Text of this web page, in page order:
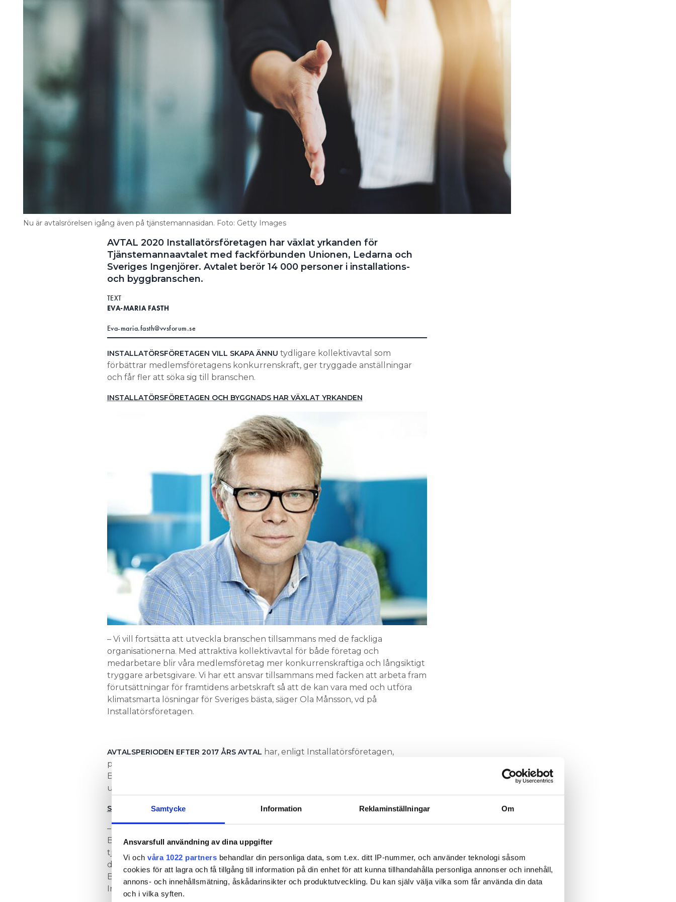
Samtycke Information Reklaminställningar Om
Ansvarsfull användning av dina uppgifter
Vi och våra 1022 partners behandlar din personliga data, som t.ex. ditt IP-nummer, och använder teknologi såsom
cookies för att lagra och få tillgång till information på din enhet för att kunna tillhandahålla personliga annonser och innehåll,
annons- och innehållsmätning, åskådarinsikter och produktutveckling. Du kan själv välja vilka som får använda din data
och i vilka syften.
Information om GDPR
SEARCH
Nu är avtalsrörelsen igång även på tjänstemannasidan. Foto: Getty Images
AVTAL 2020Installatörsföretagen har växlat yrkanden för
Tjänstemannaavtalet med fackförbunden Unionen, Ledarna och
Sveriges Ingenjörer. Avtalet berör 14 000 personer i installations-
och byggbranschen.
TEXT
EVA-MARIA FASTH
Eva-maria.fasth@vvsforum.se
INSTALLATÖRSFÖRETAGEN VILL SKAPA ÄNNU tydligare kollektivavtal som
förbättrar medlemsföretagens konkurrenskraft, ger tryggade anställningar
och får fler att söka sig till branschen.
INSTALLATÖRSFÖRETAGEN OCH BYGGNADS HAR VÄXLAT YRKANDEN
– Vi vill fortsätta att utveckla branschen tillsammans med de fackliga
organisationerna. Med attraktiva kollektivavtal för både företag och
medarbetare blir våra medlemsföretag mer konkurrenskraftiga och långsiktigt
tryggare arbetsgivare. Vi har ett ansvar tillsammans med facken att arbeta fram
förutsättningar för framtidens arbetskraft så att de kan vara med och utföra
klimatsmarta lösningar för Sveriges bästa, säger Ola Månsson, vd på
Installatörsföretagen.
AVTALSPERIODEN EFTER 2017 ÅRS AVTAL har, enligt Installatörsföretagen,
präglats av ett konstruktivt och lösningsorienterat samarbete mellan parterna.
Bland annat har parterna tagit fram och presenterat ett material som ska
underlätta företagens arbete med den psykosociala arbetsmiljön.
SÅ MYCKET HÖJDES LÖNEN FÖR VVS-MONTÖRER 1 MAJ 2019
– I kollektivavtalen vill vi förtydliga för att underlätta tjänstemannens vardag.
Bygg- och installationssektorn ser att det skulle innebära fördelar om
tjänstemannaavtalen inom hela sektorn var likalydande. Arbetsgivarsidan yrkar
därför att en partsgemensam arbetsgrupp tillsätts tillsammans med
Byggföretagen, säger Henrik Junzell, förhandlingschef på
Installatörsföretagen.